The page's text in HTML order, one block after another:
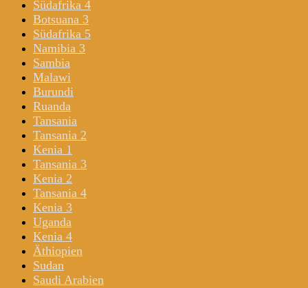
Südafrika 4
Botsuana 3
Südafrika 5
Namibia 3
Sambia
Malawi
Burundi
Ruanda
Tansania
Tansania 2
Kenia 1
Tansania 3
Kenia 2
Tansania 4
Kenia 3
Uganda
Kenia 4
Äthiopien
Sudan
Saudi Arabien